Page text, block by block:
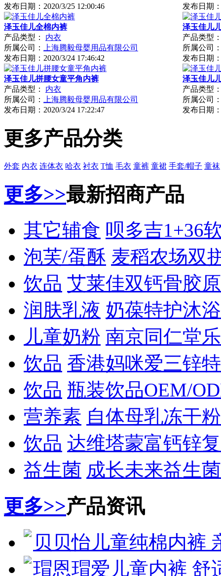
发布日期： 2020/3/25 12:00:46
发布日期
泽玉佳儿全棉内裤
产品类型：
内衣
所属公司： 上海腾毅母婴用品有限公司
发布日期： 2020/3/24 17:46:42
泽玉佳儿
产品类型
所属公司
发布日期
泽玉佳儿拼腰女童平角内裤
产品类型：
内衣
所属公司： 上海腾毅母婴用品有限公司
发布日期： 2020/3/24 17:22:47
泽玉佳儿
产品类型
所属公司
发布日期
更多产品分类
外套 内衣 连体衣 哈衣 衬衣 T恤 毛衣 童裤 童裙 手套/帽子 童袜
更多>>最新招商产品
其它辅食 呗多吉1+36
泡芙/蛋酥 麦稻农场双
饮品 艾莱佳双钙骨胶
润肤乳液 奶葆特护沐
儿童奶粉 南京同仁堂
饮品 香港妈咪爱三锌
饮品 瓶装饮品OEM/
营养素 自体母乳冻干
饮品 达维塔蒙富钙锌
益生菌 成长未来益生
更多>>产品资讯
贝贝怡儿童纯棉内裤
瑁恩瑁爱儿童内裤 舒